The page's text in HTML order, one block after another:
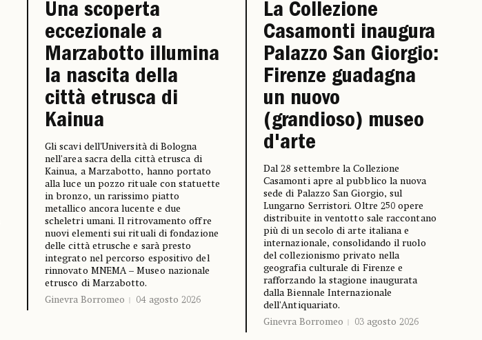
Una scoperta
eccezionale a
Marzabotto illumina
la nascita della
città etrusca di
Kainua
Gli scavi dell'Università di Bologna
nell'area sacra della città etrusca di
Kainua, a Marzabotto, hanno portato
alla luce un pozzo rituale con statuette
in bronzo, un rarissimo piatto
metallico ancora lucente e due
scheletri umani. Il ritrovamento offre
nuovi elementi sui rituali di fondazione
delle città etrusche e sarà presto
integrato nel percorso espositivo del
rinnovato MNEMA – Museo nazionale
etrusco di Marzabotto.
Ginevra Borromeo
04 agosto 2026
La Collezione
Casamonti inaugura
Palazzo San Giorgio:
Firenze guadagna
un nuovo
(grandioso) museo
d'arte
Dal 28 settembre la Collezione
Casamonti apre al pubblico la nuova
sede di Palazzo San Giorgio, sul
Lungarno Serristori. Oltre 250 opere
distribuite in ventotto sale raccontano
più di un secolo di arte italiana e
internazionale, consolidando il ruolo
del collezionismo privato nella
geografia culturale di Firenze e
rafforzando la stagione inaugurata
dalla Biennale Internazionale
dell'Antiquariato.
Ginevra Borromeo
03 agosto 2026